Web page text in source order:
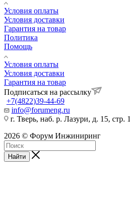
Условия оплаты
Условия доставки
Гарантия на товар
Политика
Помощь
Условия оплаты
Условия доставки
Гарантия на товар
Подписаться на рассылку
+7(4822)39-44-69
info@forumeng.ru
г. Тверь, наб. р. Лазури, д. 15, стр. 1
2026 © Форум Инжиниринг
Найти